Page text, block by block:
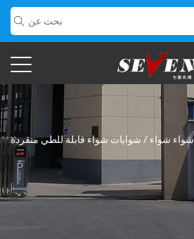
شواء شواء/شوايات شواء قابلة للطي منفردة